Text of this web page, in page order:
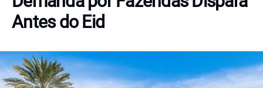
Antes do Eid